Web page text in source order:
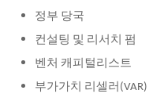
정부 당국
컨설팅 및 리서치 펌
벤처 캐피털리스트
부가가치 리셀러 (VAR)